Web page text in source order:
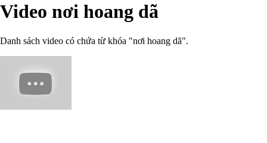
Video nơi hoang dã
Danh sách video có chứa từ khóa "nơi hoang dã".